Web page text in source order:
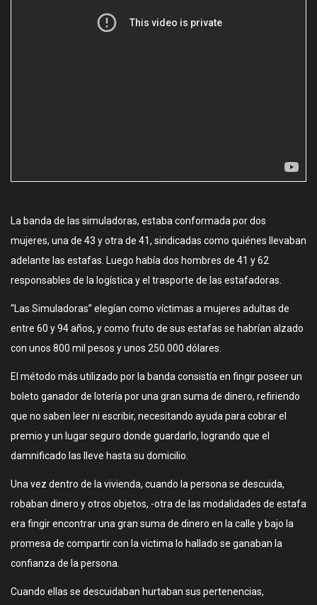
La banda de las simuladoras, estaba conformada por dos
mujeres, una de 43 y otra de 41, sindicadas como quiénes llevaban
adelante las estafas. Luego había dos hombres de 41 y 62
responsables de la logística y el trasporte de las estafadoras.
“Las Simuladoras” elegían como víctimas a mujeres adultas de
entre 60 y 94 años, y como fruto de sus estafas se habrían alzado
con unos 800 mil pesos y unos 250.000 dólares.
El método más utilizado por la banda consistía en fingir poseer un
boleto ganador de lotería por una gran suma de dinero, refiriendo
que no saben leer ni escribir, necesitando ayuda para cobrar el
premio y un lugar seguro donde guardarlo, logrando que el
damnificado las lleve hasta su domicilio.
Una vez dentro de la vivienda, cuando la persona se descuida,
robaban dinero y otros objetos, -otra de las modalidades de estafa
era fingir encontrar una gran suma de dinero en la calle y bajo la
promesa de compartir con la victima lo hallado se ganaban la
confianza de la persona.
Cuando ellas se descuidaban hurtaban sus pertenencias,